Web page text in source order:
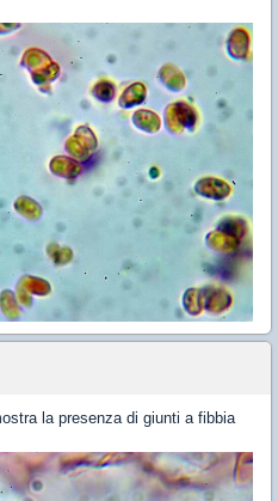
la presenza di giunti a fibbia